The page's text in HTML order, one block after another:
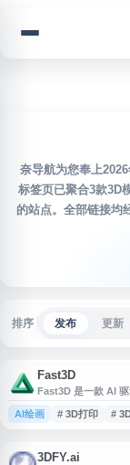
奈导航为您奉上
标签页已聚合3款3D
的站点。全部链接均
排序 发布 更新
Fast3D
Fast3D 是一款 AI
成高质量 3D 模型。
内容创作者，帮助用
AI绘画 # 3D打印 #
3DFY.ai